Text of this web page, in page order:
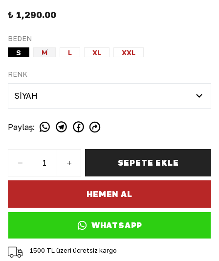
₺ 1,290.00
BEDEN
S
M L XL XXL
RENK
Paylaş:
SEPETE EKLE
HEMEN AL
WHATSAPP
1500 TL üzeri ücretsiz kargo